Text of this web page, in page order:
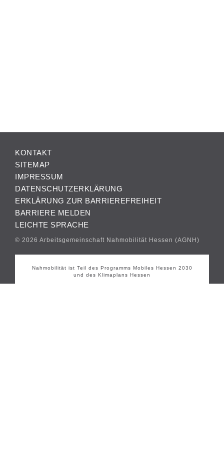
KONTAKT
SITEMAP
IMPRESSUM
DATENSCHUTZERKLÄRUNG
ERKLÄRUNG ZUR BARRIEREFREIHEIT
BARRIERE MELDEN
LEICHTE SPRACHE
© 2026 Arbeitsgemeinschaft Nahmobilität Hessen (AGNH)
Nahmobilität ist Teil des Programms Mobiles Hessen 2030
und des Klimaplans Hessen